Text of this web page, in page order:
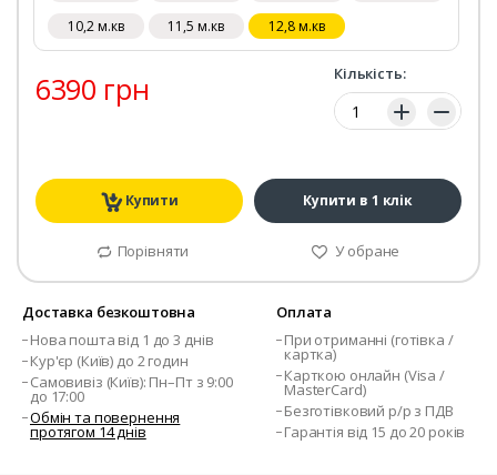
10,2 м.кв
11,5 м.кв 12,8 м.кв
6390 грн Кількість:
Кількість:
Купити Купити в 1 клік
Порівняти У обране
Доставка безкоштовна
Нова пошта від 1 до 3 днів
Кур'єр (Київ) до 2 годин
Самовивіз (Київ): Пн–Пт з 9:00
до 17:00
Обмін та повернення
протягом 14 днів
Оплата
При отриманні (готівка /
картка)
Карткою онлайн (Visa /
MasterCard)
Безготівковий р/р з ПДВ
Гарантія від 15 до 20 років